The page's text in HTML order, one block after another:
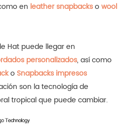
en leather snapbacksowool
Hat puede llegar en
personalizados, así como
o Snapbacks impresos
son la tecnología de
tropical que puede cambiar.